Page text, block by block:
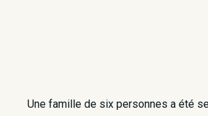
Une famille de six personnes a été